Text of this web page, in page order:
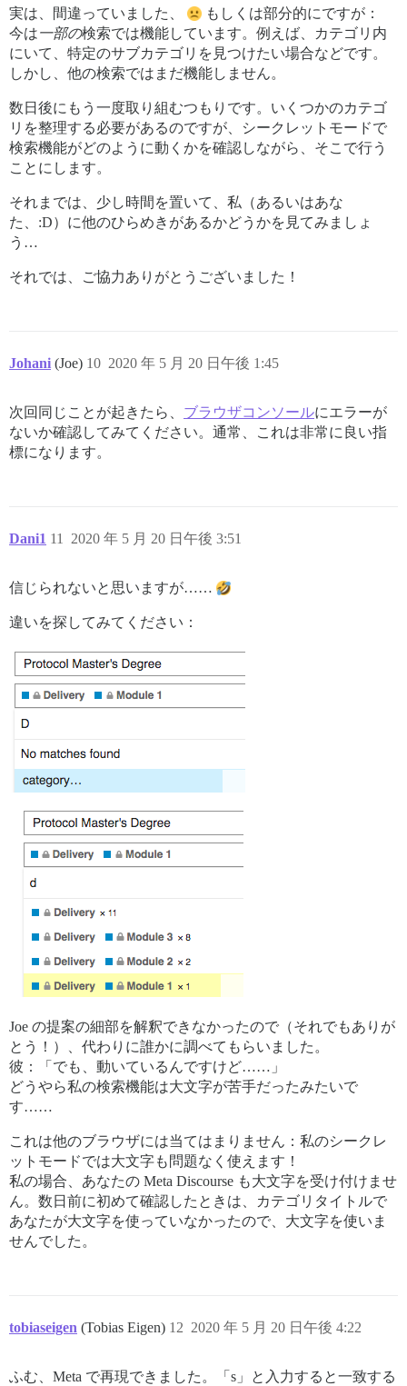
実は、間違っていました、
もしくは部分的にですが：
今は一部の検索では機能しています。例えば、カテゴリ内
にいて、特定のサブカテゴリを見つけたい場合などです。
しかし、他の検索ではまだ機能しません。
数日後にもう一度取り組むつもりです。いくつかのカテゴ
リを整理する必要があるのですが、シークレットモードで
検索機能がどのように動くかを確認しながら、そこで行う
ことにします。
それまでは、少し時間を置いて、私（あるいはあな
た、:D）に他のひらめきがあるかどうかを見てみましょ
う…
それでは、ご協力ありがとうございました！
Johani (Joe) 2020 年 5 月 20 日午後 1:45
10
次回同じことが起きたら、 ブラウザコンソールにエラーが
ないか確認してみてください。通常、これは非常に良い指
標になります。
Dani1 2020 年 5 月 20 日午後 3:51
11
信じられないと思いますが……
違いを探してみてください：
Joe の提案の細部を解釈できなかったので（それでもありが
とう！）、代わりに誰かに調べてもらいました。
彼：「でも、動いているんですけど……」
どうやら私の検索機能は大文字が苦手だったみたいで
す……
これは他のブラウザには当てはまりません：私のシークレ
ットモードでは大文字も問題なく使えます！
私の場合、あなたの Meta Discourse も大文字を受け付けませ
ん。数日前に初めて確認したときは、カテゴリタイトルで
あなたが大文字を使っていなかったので、大文字を使いま
せんでした。
tobiaseigen (Tobias Eigen) 2020 年 5 月 20 日午後 4:22
12
ふむ、Meta で再現できました。「s」と入力すると一致する